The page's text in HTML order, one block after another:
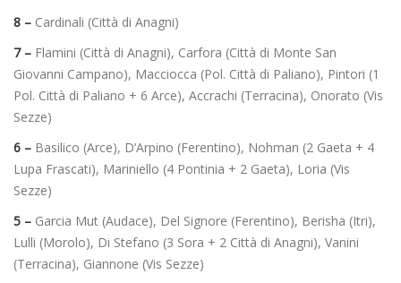
8 – Cardinali (Città di Anagni)
7 – Flamini (Città di Anagni), Carfora (Città di Monte San
Giovanni Campano), Macciocca (Pol. Città di Paliano), Pintori (1
Pol. Città di Paliano + 6 Arce), Accrachi (Terracina), Onorato (Vis
Sezze)
6 – Basilico (Arce), D’Arpino (Ferentino), Nohman (2 Gaeta + 4
Lupa Frascati), Mariniello (4 Pontinia + 2 Gaeta), Loria (Vis
Sezze)
5 – Garcia Mut (Audace), Del Signore (Ferentino), Berisha (Itri),
Lulli (Morolo), Di Stefano (3 Sora + 2 Città di Anagni), Vanini
(Terracina), Giannone (Vis Sezze)